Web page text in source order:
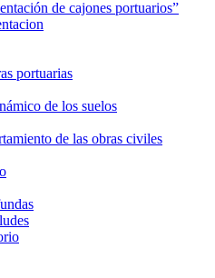
de cajones portuarios”
portuarias
de los suelos
de las obras civiles